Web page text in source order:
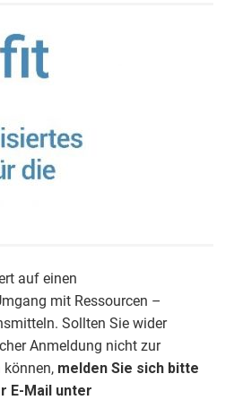
auf einen
mit Ressourcen –
Sollten Sie wider
Anmeldung nicht zur
melden Sie sich bitte
E-Mail unter